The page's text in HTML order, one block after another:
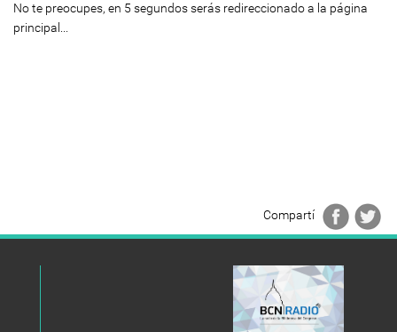
No te preocupes, en 5 segundos serás redireccionado a la página
principal...
Compartí